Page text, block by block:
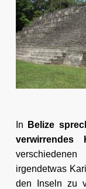
In Belize
verwirrendes
irgendetwas
den Inseln zu